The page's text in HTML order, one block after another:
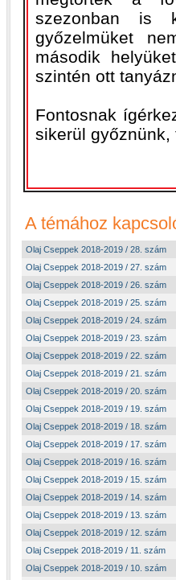
szezonban is
győzelmüket
második
szintén ott
Fontosnak
sikerül
A témához
Olaj Cseppek 2018-2019 / 28. szám
Olaj Cseppek 2018-2019 / 27. szám
Olaj Cseppek 2018-2019 / 26. szám
Olaj Cseppek 2018-2019 / 25. szám
Olaj Cseppek 2018-2019 / 24. szám
Olaj Cseppek 2018-2019 / 23. szám
Olaj Cseppek 2018-2019 / 22. szám
Olaj Cseppek 2018-2019 / 21. szám
Olaj Cseppek 2018-2019 / 20. szám
Olaj Cseppek 2018-2019 / 19. szám
Olaj Cseppek 2018-2019 / 18. szám
Olaj Cseppek 2018-2019 / 17. szám
Olaj Cseppek 2018-2019 / 16. szám
Olaj Cseppek 2018-2019 / 15. szám
Olaj Cseppek 2018-2019 / 14. szám
Olaj Cseppek 2018-2019 / 13. szám
Olaj Cseppek 2018-2019 / 12. szám
Olaj Cseppek 2018-2019 / 11. szám
Olaj Cseppek 2018-2019 / 10. szám